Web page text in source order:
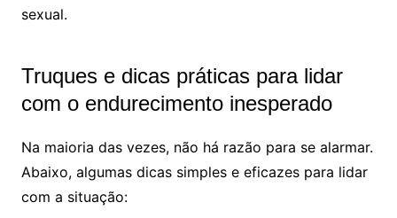
sexual.
Truques e dicas práticas para lidar
com o endurecimento inesperado
Na maioria das vezes, não há razão para se alarmar.
Abaixo, algumas dicas simples e eficazes para lidar
com a situação: